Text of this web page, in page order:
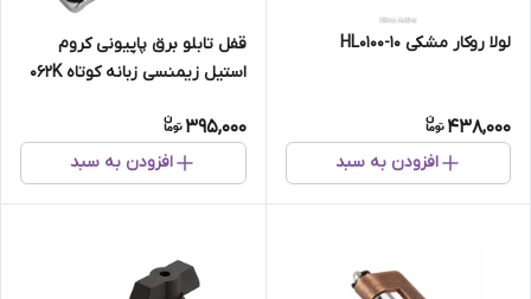
لولا روکار مشکی HL0100-10
438,000
افزودن به سبد
قفل تابلو برق پاپیونی کروم
استیل زیمنسی زبانه کوتاه ۰۶۲K
395,000
افزودن به سبد